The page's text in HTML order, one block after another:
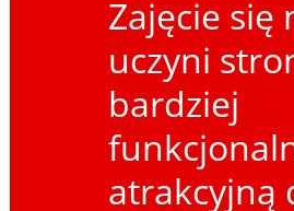
Zajęcie się
uczyni
bardziej
atrakcyjną